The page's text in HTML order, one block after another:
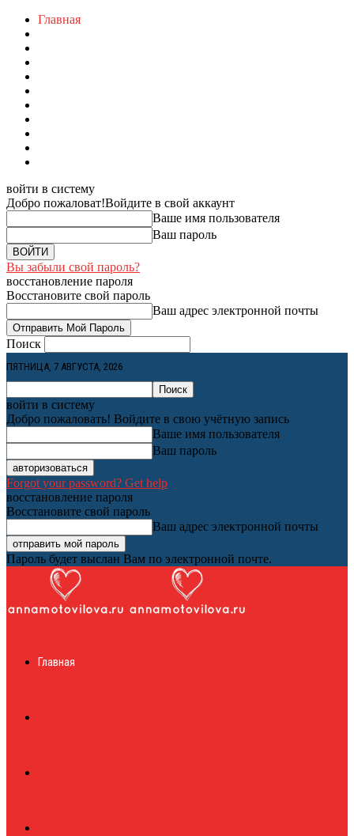
Главная
войти в систему
Добро пожаловат!Войдите в свой аккаунт
Ваше имя пользователя
Ваш пароль
Вы забыли свой пароль?
восстановление пароля
Восстановите свой пароль
Ваш адрес электронной почты
Поиск
ПЯТНИЦА, 7 АВГУСТА, 2026
войти в систему
Добро пожаловать! Войдите в свою учётную запись
Ваше имя пользователя
Ваш пароль
Forgot your password? Get help
восстановление пароля
Восстановите свой пароль
Ваш адрес электронной почты
Пароль будет выслан Вам по электронной почте.
журналГлавная